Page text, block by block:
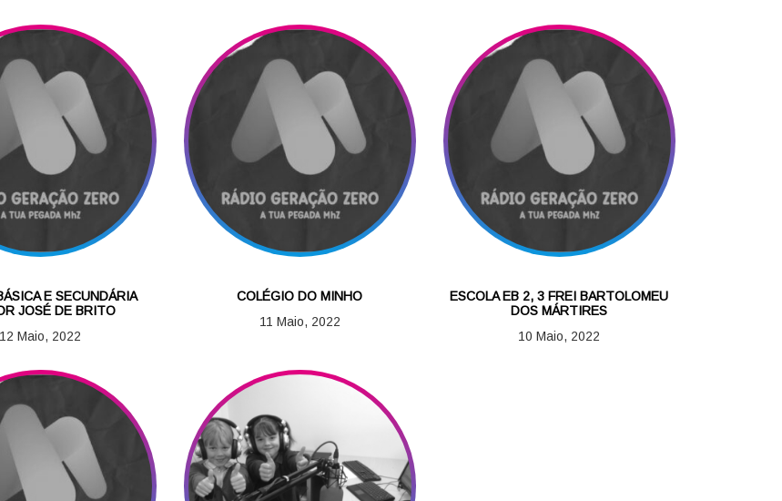
E SECUNDÁRIA
JOSÉ DE BRITO
12 Maio, 2022
COLÉGIO DO MINHO
11 Maio, 2022
ESCOLA EB 2, 3 FREI BARTOLOMEU
DOS MÁRTIRES
10 Maio, 2022